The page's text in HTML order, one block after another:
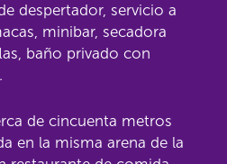
despertador, servicio a
minibar, secadora
baño privado con
de cincuenta metros
en la misma arena de la